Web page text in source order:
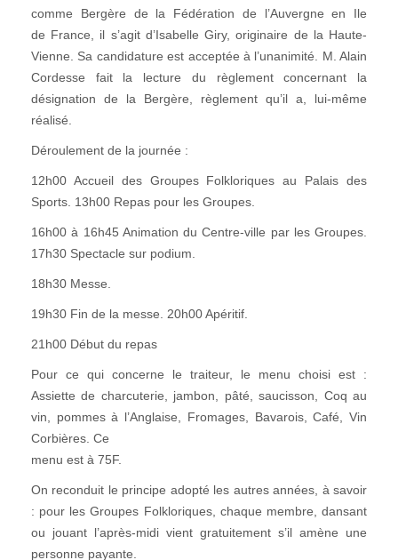
comme Bergère de la Fédération de l’Auvergne en Ile
de France, il s’agit d’Isabelle Giry, originaire de la Haute-
Vienne. Sa candidature est acceptée à l’unanimité. M. Alain
Cordesse fait la lecture du règlement concernant la
désignation de la Bergère, règlement qu’il a, lui-même
réalisé.
Déroulement de la journée :
12h00 Accueil des Groupes Folkloriques au Palais des
Sports. 13h00 Repas pour les Groupes.
16h00 à 16h45 Animation du Centre-ville par les Groupes.
17h30 Spectacle sur podium.
18h30 Messe.
19h30 Fin de la messe. 20h00 Apéritif.
21h00 Début du repas
Pour ce qui concerne le traiteur, le menu choisi est :
Assiette de charcuterie, jambon, pâté, saucisson, Coq au
vin, pommes à l’Anglaise, Fromages, Bavarois, Café, Vin
Corbières. Ce
menu est à 75F.
On reconduit le principe adopté les autres années, à savoir
: pour les Groupes Folkloriques, chaque membre, dansant
ou jouant l’après-midi vient gratuitement s’il amène une
personne payante.